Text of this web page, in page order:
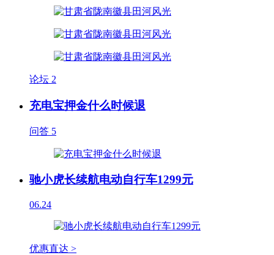
论坛 2
充电宝押金什么时候退
问答 5
驰小虎长续航电动自行车1299元
06.24
优惠直达 >